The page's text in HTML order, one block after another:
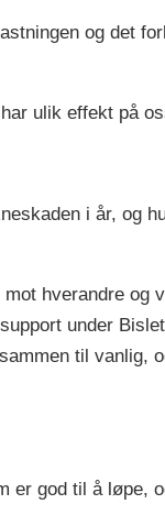
og det
ulik effekt på
i år, og
hverandre og
under
til vanlig,
god til å løpe,